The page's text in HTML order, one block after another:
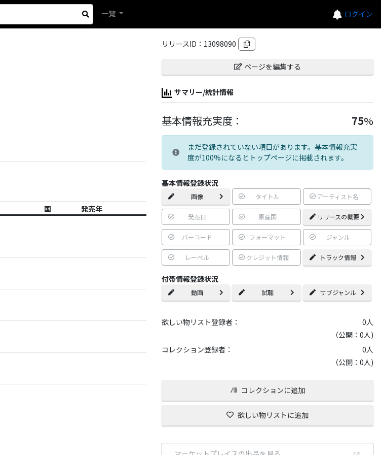
ログイン
一覧
国
発売年
リリースID： 13098090
ページを編集する
サマリー/統計情報
基本情報充実度： 75%
まだ登録されていない項目があります。基本情報充実
度が100%になるとトップページに掲載されます。
基本情報登録状況
画像 タイトル アーティスト名
発売日 原産国 リリースの概要
バーコード フォーマット ジャンル
レーベル クレジット情報 トラック情報
付帯情報登録状況
動画 試聴 サブジャンル
欲しい物リスト登録者： 0人
（公開：0人)
コレクション登録者：
0人
（公開：0人)
コレクションに追加
欲しい物リストに追加